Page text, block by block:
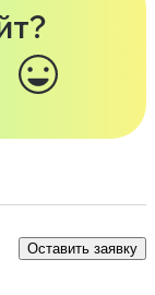
Оставить заявку